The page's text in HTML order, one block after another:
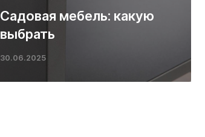
Садовая мебель: какую
выбрать
30.06.2025